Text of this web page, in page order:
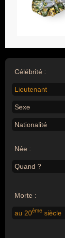
Célébrité :
Lieutenant
Sexe
Nationalité
Née :
Quand ?
Morte :
au 20ème siècle